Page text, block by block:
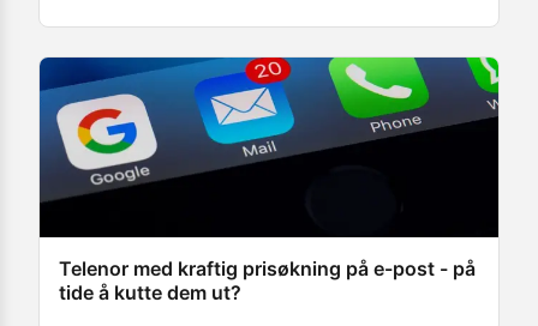
Telenor med kraftig prisøkning på e-post - på
tide å kutte dem ut?